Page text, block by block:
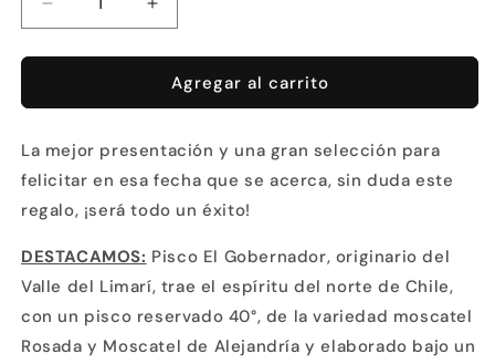
Reducir
cantidad
para
Reserva
Aumentar
cantidad
para
Bajativo
Reserva
Agregar al carrito
La mejor presentación y una gran selección para
felicitar en esa fecha que se acerca, sin duda este
regalo, ¡será todo un éxito!
DESTACAMOS: Pisco El Gobernador, originario del
Valle del Limarí, trae el espíritu del norte de Chile,
con un pisco reservado 40°, de la variedad moscatel
Rosada y Moscatel de Alejandría y elaborado bajo un